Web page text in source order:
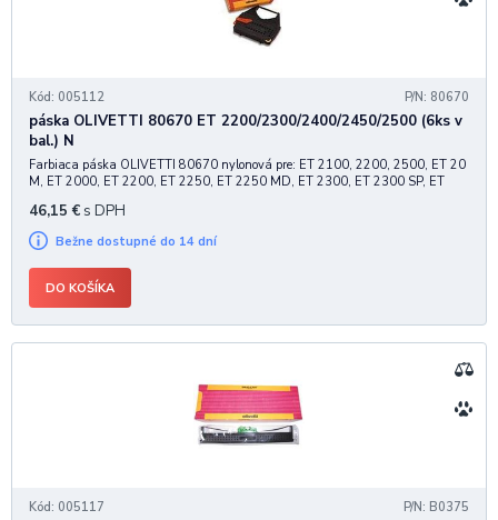
Kód: 005112 P/N: 80670
páska OLIVETTI 80670 ET 2200/2300/2400/2450/2500 (6ks v
bal.) N
Farbiaca páska OLIVETTI 80670 nylonová pre: ET 2100, 2200, 2500, ET 20
M, ET 2000, ET 2200, ET 2250, ET 2250 MD, ET 2300, ET 2300 SP, ET
SP, ET 2700, ETV 2700, ETV 2700-1, ETV 2700-2,
46,15 € s DPH
Bežne dostupné do 14 dní
DO KOŠÍKA
Kód: 005117 P/N: B0375